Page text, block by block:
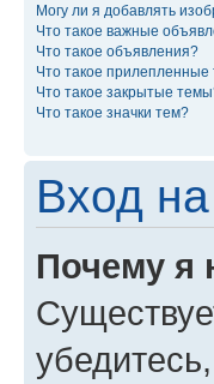
Могу ли я добавлять
Что такое важные
Что такое объявления?
Что такое
Что такое закрытые
Что такое значки тем?
Вход
Почему я